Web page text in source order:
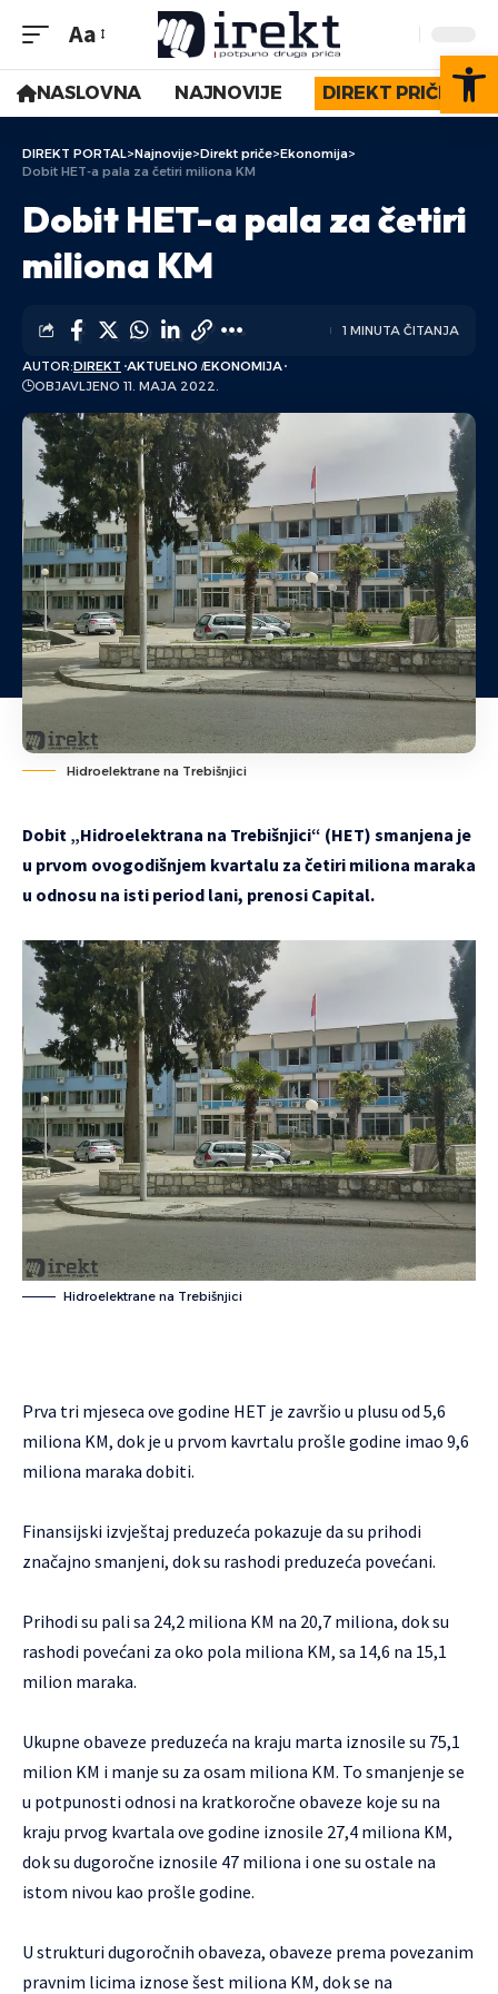
Aa
NASLOVNA NAJNOVIJE DIREKT PRIČE
DIREKT PORTAL>Najnovije>Direkt priče>Ekonomija>
Dobit HET-a pala za četiri miliona KM
Dobit HET-a pala za četiri
miliona KM
AUTOR:DIREKT AKTUELNO EKONOMIJA
OBJAVLJENO 11. MAJA 2022.
1 MINUTA ČITANJA
Hidroelektrane na Trebišnjici
Dobit „Hidroelektrana na Trebišnjici“ (HET) smanjena je
u prvom ovogodišnjem kvartalu za četiri miliona maraka
u odnosu na isti period lani, prenosi Capital.
Hidroelektrane na Trebišnjici
Prva tri mjeseca ove godine HET je završio u plusu od 5,6
miliona KM, dok je u prvom kavrtalu prošle godine imao 9,6
miliona maraka dobiti.
Finansijski izvještaj preduzeća pokazuje da su prihodi
značajno smanjeni, dok su rashodi preduzeća povećani.
Prihodi su pali sa 24,2 miliona KM na 20,7 miliona, dok su
rashodi povećani za oko pola miliona KM, sa 14,6 na 15,1
milion maraka.
Ukupne obaveze preduzeća na kraju marta iznosile su 75,1
milion KM i manje su za osam miliona KM. To smanjenje se
u potpunosti odnosi na kratkoročne obaveze koje su na
kraju prvog kvartala ove godine iznosile 27,4 miliona KM,
dok su dugoročne iznosile 47 miliona i one su ostale na
istom nivou kao prošle godine.
U strukturi dugoročnih obaveza, obaveze prema povezanim
pravnim licima iznose šest miliona KM, dok se na